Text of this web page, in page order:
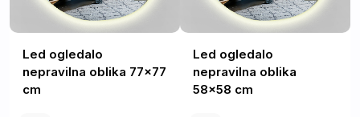
Led ogledalo
nepravilna oblika 77x77
cm
Led ogledalo
nepravilna oblika
58x58 cm